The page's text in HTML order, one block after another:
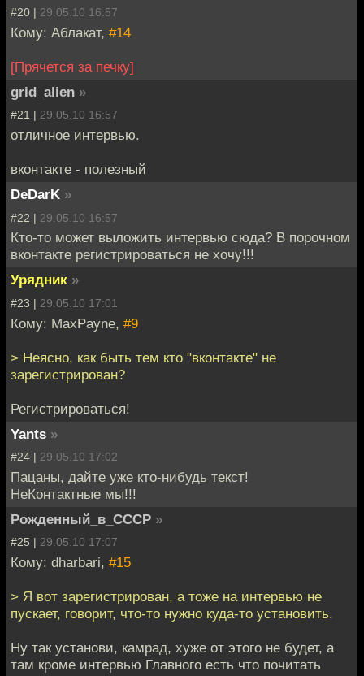
#20 | 29.05.10 16:57
Кому: Аблакат, #14
[Прячется за печку]
grid_alien »
#21 | 29.05.10 16:57
отличное интервью.
вконтакте - полезный
DeDarK »
#22 | 29.05.10 16:57
Кто-то может выложить интервью сюда? В порочном
вконтакте регистрироваться не хочу!!!
Урядник »
#23 | 29.05.10 17:01
Кому: MaxPayne, #9
> Неясно, как быть тем кто "вконтакте" не
зарегистрирован?
Регистрироваться!
Yants »
#24 | 29.05.10 17:02
Пацаны, дайте уже кто-нибудь текст!
НеКонтактные мы!!!
Рожденный_в_СССР »
#25 | 29.05.10 17:07
Кому: dharbari, #15
> Я вот зарегистрирован, а тоже на интервью не
пускает, говорит, что-то нужно куда-то установить.
Ну так установи, камрад, хуже от этого не будет, а
там кроме интервью Главного есть что почитать